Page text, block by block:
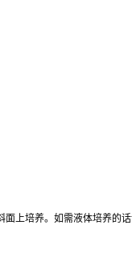
上培养。如需液体培养的